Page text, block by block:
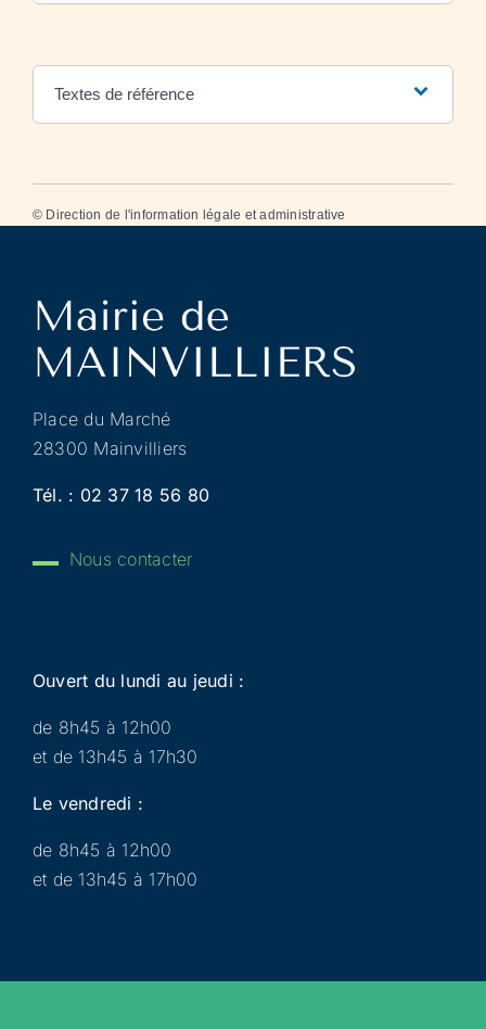
Textes de référence
© Direction de l'information légale et administrative
Place du Marché
28300 Mainvilliers
Tél. : 02 37 18 56 80
Nous contacter
Ouvert du lundi au jeudi :
de 8h45 à 12h00
et de 13h45 à 17h30
Le vendredi :
de 8h45 à 12h00
et de 13h45 à 17h00